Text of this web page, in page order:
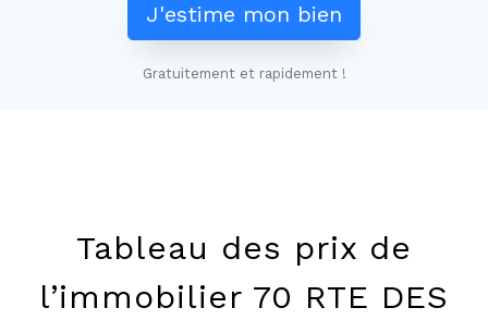
J'estime mon bien
Gratuitement et rapidement !
Tableau des prix de
l’immobilier 70 RTE DES